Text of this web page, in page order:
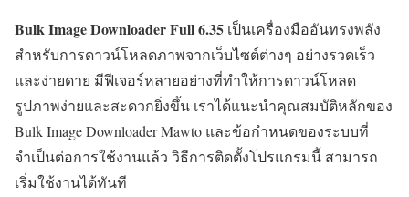
Bulk Image Downloader Full6.35 เป็นเครื่องมืออันทรงพลัง
สำหรับการดาวน์โหลดภาพจากเว็บไซต์ต่างๆ อย่างรวดเร็ว
และง่ายดาย มีฟีเจอร์หลายอย่างที่ทำให้การดาวน์โหลด
รูปภาพง่ายและสะดวกยิ่งขึ้น เราได้แนะนำคุณสมบัติหลักของ
Bulk Image Downloader Mawto และข้อกำหนดของระบบที่
จำเป็นต่อการใช้งานแล้ว วิธีการติดตั้งโปรแกรมนี้ สามารถ
เริ่มใช้งานได้ทันที